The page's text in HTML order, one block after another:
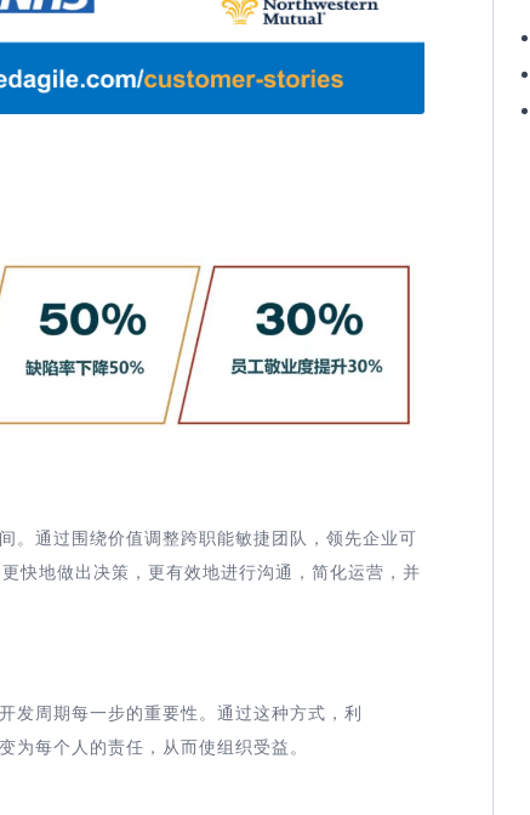
通过围绕价值调整跨职能敏捷团队，领先企业可
快地做出决策，更有效地进行沟通，简化运营，并
发周期每一步的重要性。通过这种方式，利
每个人的责任，从而使组织受益。